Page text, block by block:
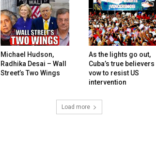
Michael Hudson,
Radhika Desai – Wall
Street’s Two Wings
As the lights go out,
Cuba’s true believers
vow to resist US
intervention
Load more